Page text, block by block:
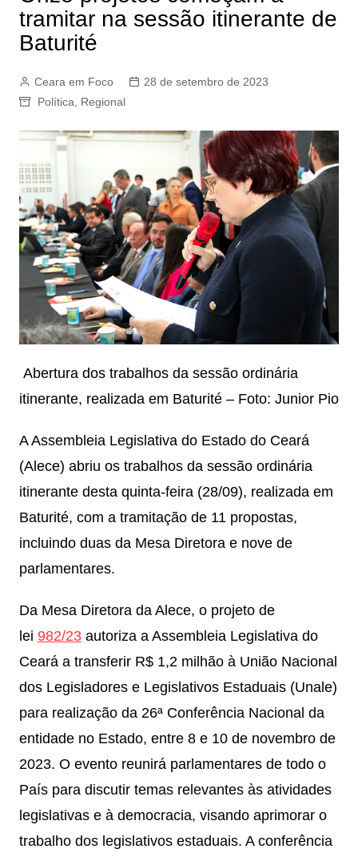
tramitar na sessão itinerante de
Baturité
Ceara em Foco
28 de setembro de 2023
Política, Regional
Abertura dos trabalhos da sessão ordinária
itinerante, realizada em Baturité – Foto: Junior Pio
A Assembleia Legislativa do Estado do Ceará
(Alece) abriu os trabalhos da sessão ordinária
itinerante desta quinta-feira (28/09), realizada em
Baturité, com a tramitação de 11 propostas,
incluindo duas da Mesa Diretora e nove de
parlamentares.
Da Mesa Diretora da Alece, o projeto de
lei 982/23autoriza a Assembleia Legislativa do
Ceará a transferir R$ 1,2 milhão à União Nacional
dos Legisladores e Legislativos Estaduais (Unale)
para realização da 26ª Conferência Nacional da
entidade no Estado, entre 8 e 10 de novembro de
2023. O evento reunirá parlamentares de todo o
País para discutir temas relevantes às atividades
legislativas e à democracia, visando aprimorar o
trabalho dos legislativos estaduais. A conferência